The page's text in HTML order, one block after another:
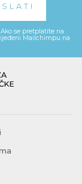
se pretplatite na
Mailchimpu na